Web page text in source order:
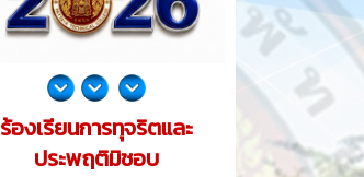
ร้องเรียนการทุจริตและ
ประพฤติมิชอบ